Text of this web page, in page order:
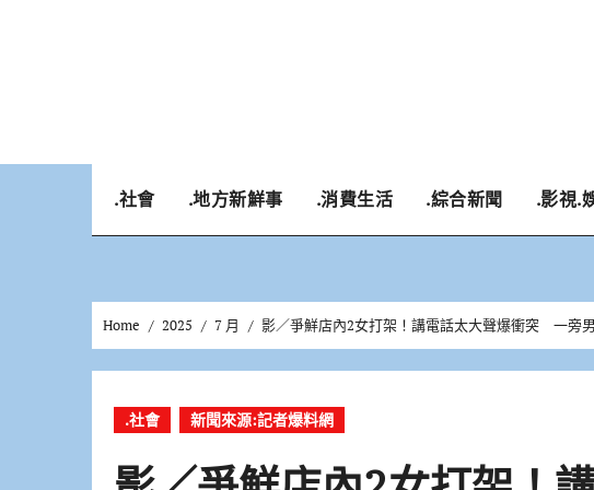
.社會 .地方新鮮事 .消費生活 .綜合新聞 .影視.
Home 2025 7 月 影／爭鮮店內2女打架！講電話太大聲爆衝突 一旁
.社會 新聞來源:記者爆料網